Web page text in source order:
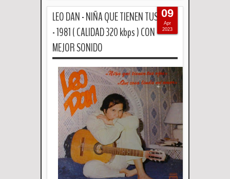
LEO DAN - NIÑA QUE TIENEN TUS OJOS
- 1981 ( CALIDAD 320 kbps ) CON
MEJOR SONIDO
09
Apr
2023